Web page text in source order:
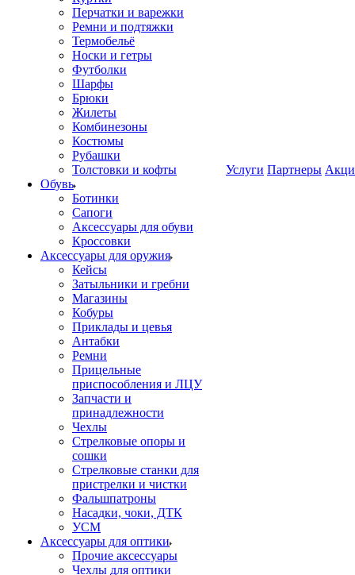
Перчатки и варежки
Ремни и подтяжки
Термобельё
Носки и гетры
Футболки
Шарфы
Брюки
Жилеты
Комбинезоны
Костюмы
Рубашки
Толстовки и кофты
Обувь
Ботинки
Сапоги
Аксессуары для обуви
Кроссовки
Аксессуары для оружия
Кейсы
Затыльники и гребни
Магазины
Кобуры
Приклады и цевья
Антабки
Ремни
Прицельные
приспособления и ЛЦУ
Запчасти и
принадлежности
Чехлы
Стрелковые опоры и
сошки
Стрелковые станки для
пристрелки и чистки
Фальшпатроны
Насадки, чоки, ДТК
УСМ
Аксессуары для оптики
Прочие аксессуары
Чехлы для оптики
Услуги Партнеры